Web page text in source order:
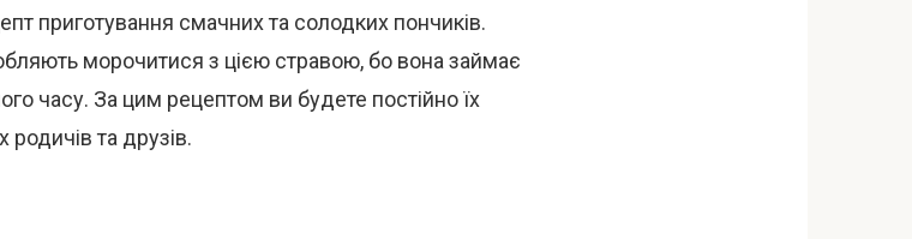
приготування смачних та солодких пончиків.
морочитися з цією стравою, бо вона займає
часу. За цим рецептом ви будете постійно їх
та друзів.